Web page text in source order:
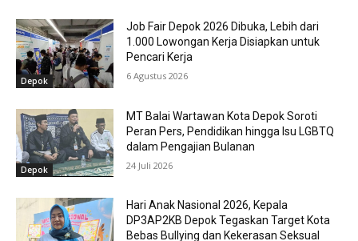
Depok
Job Fair Depok 2026 Dibuka, Lebih dari
1.000 Lowongan Kerja Disiapkan untuk
Pencari Kerja
6 Agustus 2026
Depok
MT Balai Wartawan Kota Depok Soroti
Peran Pers, Pendidikan hingga Isu LGBTQ
dalam Pengajian Bulanan
24 Juli 2026
Hari Anak Nasional 2026, Kepala
DP3AP2KB Depok Tegaskan Target Kota
Bebas Bullying dan Kekerasan Seksual